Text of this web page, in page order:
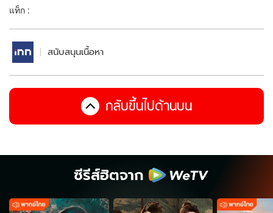
แท็ก :
สนับสนุนเนื้อหา
กลับขึ้นไปด้านบน
ซีรีส์ฮิตจาก